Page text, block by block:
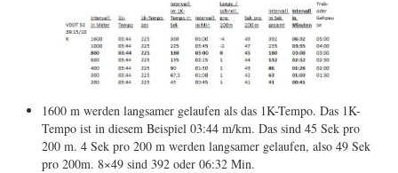
1600 m werden langsamer gelaufen als das 1K-Tempo. Das 1K-
Tempo ist in diesem Beispiel 03:44 m/km. Das sind 45 Sek pro
200 m. 4 Sek pro 200 m werden langsamer gelaufen, also 49 Sek
pro 200m. 8×49 sind 392 oder 06:32 Min.